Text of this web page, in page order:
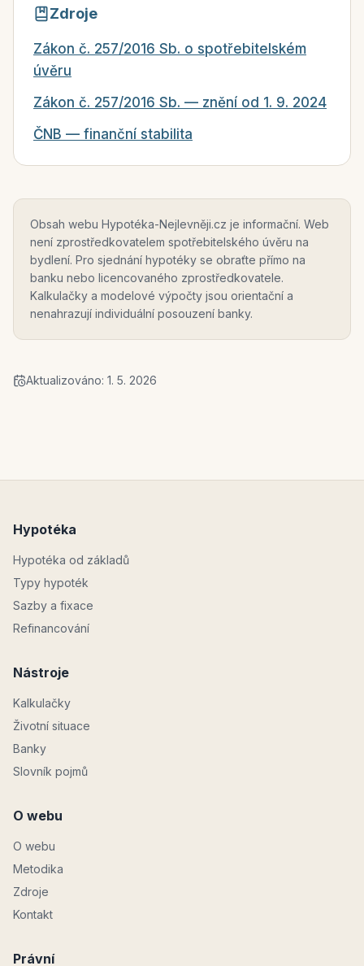
Zdroje
Zákon č. 257/2016 Sb. o spotřebitelském
úvěru
Zákon č. 257/2016 Sb. — znění od 1. 9. 2024
ČNB — finanční stabilita
Obsah webu Hypotéka-Nejlevněji.cz je informační. Web
není zprostředkovatelem spotřebitelského úvěru na
bydlení. Pro sjednání hypotéky se obraťte přímo na
banku nebo licencovaného zprostředkovatele.
Kalkulačky a modelové výpočty jsou orientační a
nenahrazují individuální posouzení banky.
Aktualizováno: 1. 5. 2026
Hypotéka
Hypotéka od základů
Typy hypoték
Sazby a fixace
Refinancování
Nástroje
Kalkulačky
Životní situace
Banky
Slovník pojmů
O webu
O webu
Metodika
Zdroje
Kontakt
Právní